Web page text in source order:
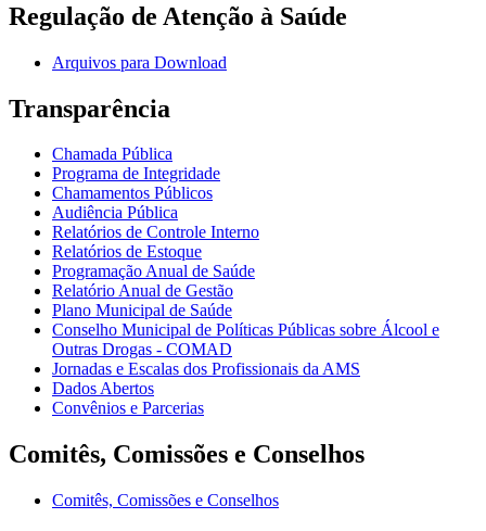
Regulação de Atenção à Saúde
Arquivos para Download
Transparência
Chamada Pública
Programa de Integridade
Chamamentos Públicos
Audiência Pública
Relatórios de Controle Interno
Relatórios de Estoque
Programação Anual de Saúde
Relatório Anual de Gestão
Plano Municipal de Saúde
Conselho Municipal de Políticas Públicas sobre Álcool e
Outras Drogas - COMAD
Jornadas e Escalas dos Profissionais da AMS
Dados Abertos
Convênios e Parcerias
Comitês, Comissões e Conselhos
Comitês, Comissões e Conselhos